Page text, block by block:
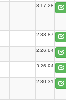
3.17,28
2.33,87
2.26,84
3.26,94
2.30,31